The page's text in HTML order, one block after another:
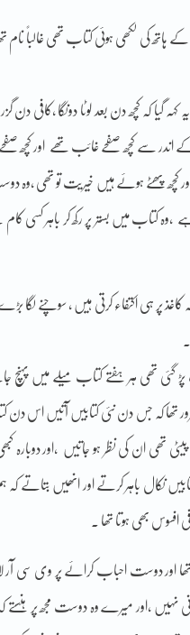
ہاتھ کی لکھی ہوئی کتاب تھی غالباً نام
کہ کچھ دن بعد لوٹا دونگا ،کافی دن
کچھ صفحے غائب تھے اور کچھ صفحے
پھٹے ہوئے ہیں خیریت تو تھی ،وہ
کتاب میں بستر پر رکھ کر باہر کسی
کاغذ پر ہی اکتفاء کرتی ہیں ، سوچنے
تھی ہر ہفتے کتاب میلے میں پہنچ
تھا کہ جس دن نئی کتابیں آتیں اس دن
ان کی نظر ہو جاتیں ،اور دوبارہ کبھی
نکال باہر کرتے اور انھیں بتاتے
بھی ہوتا تھا ۔
دوست احباب کرائے پر وی سی آر
نہیں ،اور میرے وہ دوست مجھ پر